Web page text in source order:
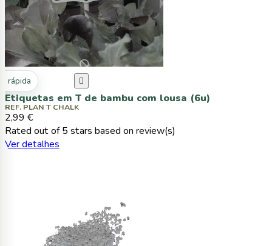
rápida 
Etiquetas em T de bambu com lousa (6u)
REF. PLAN T CHALK
2,99 €
Rated out of 5 stars based on review(s)
Ver detalhes